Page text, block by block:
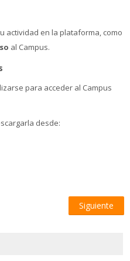
actividad en la plataforma, como
al Campus.
para acceder al Campus
desde:
Siguiente